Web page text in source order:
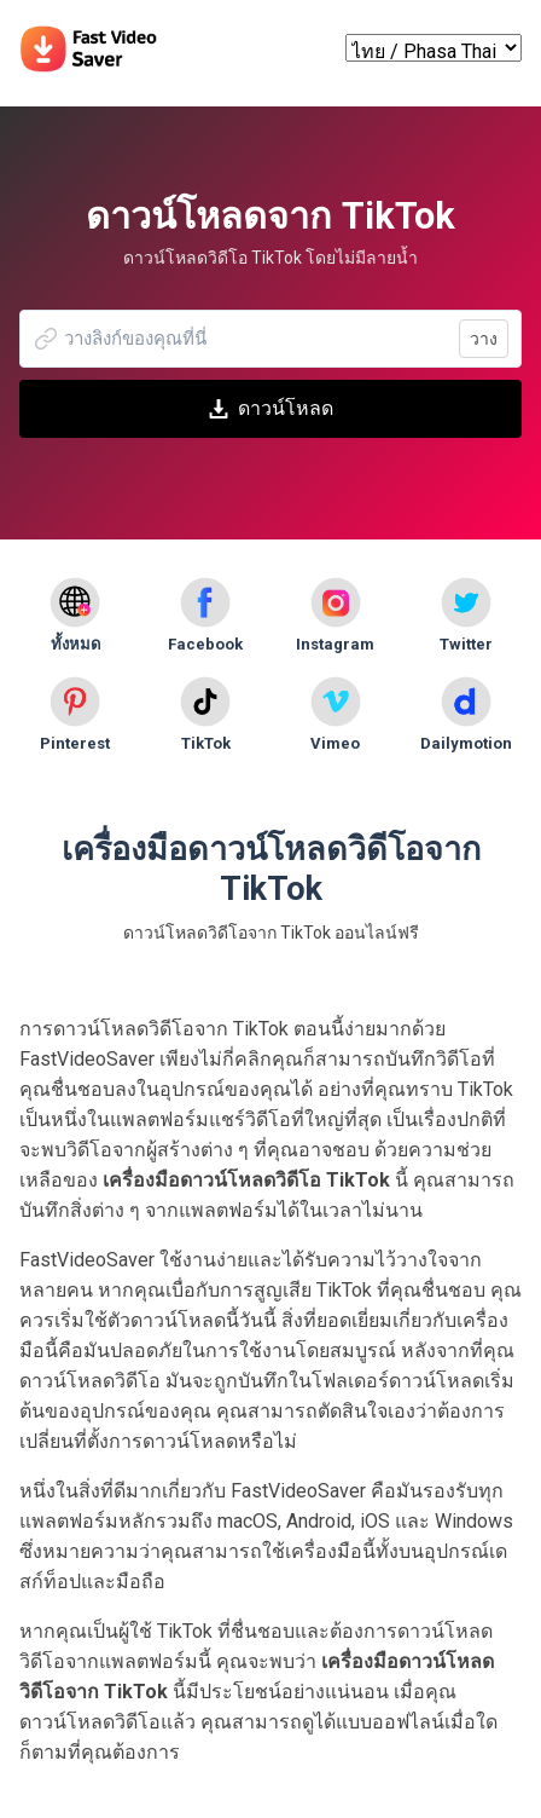
ดาวน์โหลดจาก TikTok
ดาวน์โหลดวิดีโอ TikTok โดยไม่มีลายน้ำ
วาง
ดาวน์โหลด
ทั้งหมด Facebook Instagram Twitter
Pinterest TikTok Vimeo Dailymotion
เครื่องมือดาวน์โหลดวิดีโอจาก
TikTok
ดาวน์โหลดวิดีโอจาก TikTok ออนไลน์ฟรี
การดาวน์โหลดวิดีโอจาก TikTok ตอนนี้ง่ายมากด้วย
FastVideoSaver เพียงไม่กี่คลิกคุณก็สามารถบันทึกวิดีโอที่
คุณชื่นชอบลงในอุปกรณ์ของคุณได้ อย่างที่คุณทราบ TikTok
เป็นหนึ่งในแพลตฟอร์มแชร์วิดีโอที่ใหญ่ที่สุด เป็นเรื่องปกติที่
จะพบวิดีโอจากผู้สร้างต่าง ๆ ที่คุณอาจชอบ ด้วยความช่วย
เหลือของ เครื่องมือดาวน์โหลดวิดีโอ TikTok นี้ คุณสามารถ
บันทึกสิ่งต่าง ๆ จากแพลตฟอร์มได้ในเวลาไม่นาน
FastVideoSaver ใช้งานง่ายและได้รับความไว้วางใจจาก
หลายคน หากคุณเบื่อกับการสูญเสีย TikTok ที่คุณชื่นชอบ คุณ
ควรเริ่มใช้ตัวดาวน์โหลดนี้วันนี้ สิ่งที่ยอดเยี่ยมเกี่ยวกับเครื่อง
มือนี้คือมันปลอดภัยในการใช้งานโดยสมบูรณ์ หลังจากที่คุณ
ดาวน์โหลดวิดีโอ มันจะถูกบันทึกในโฟลเดอร์ดาวน์โหลดเริ่ม
ต้นของอุปกรณ์ของคุณ คุณสามารถตัดสินใจเองว่าต้องการ
เปลี่ยนที่ตั้งการดาวน์โหลดหรือไม่
หนึ่งในสิ่งที่ดีมากเกี่ยวกับ FastVideoSaver คือมันรองรับทุก
แพลตฟอร์มหลักรวมถึง macOS, Android, iOS และ Windows
ซึ่งหมายความว่าคุณสามารถใช้เครื่องมือนี้ทั้งบนอุปกรณ์เด
สก์ท็อปและมือถือ
หากคุณเป็นผู้ใช้ TikTok ที่ชื่นชอบและต้องการดาวน์โหลด
วิดีโอจากแพลตฟอร์มนี้ คุณจะพบว่า เครื่องมือดาวน์โหลด
วิดีโอจาก TikTok นี้มีประโยชน์อย่างแน่นอน เมื่อคุณ
ดาวน์โหลดวิดีโอแล้ว คุณสามารถดูได้แบบออฟไลน์เมื่อใด
ก็ตามที่คุณต้องการ